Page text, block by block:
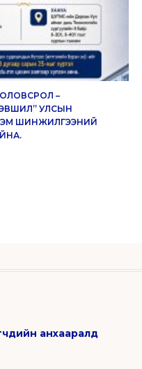
–
УЛСЫН
ШИНЖИЛГЭЭНИЙ
анхааралд